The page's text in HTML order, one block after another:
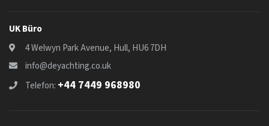
UK Büro
4 Welwyn Park Avenue, Hull, HU6 7DH
info@deyachting.co.uk
Telefon: +44 7449 968980